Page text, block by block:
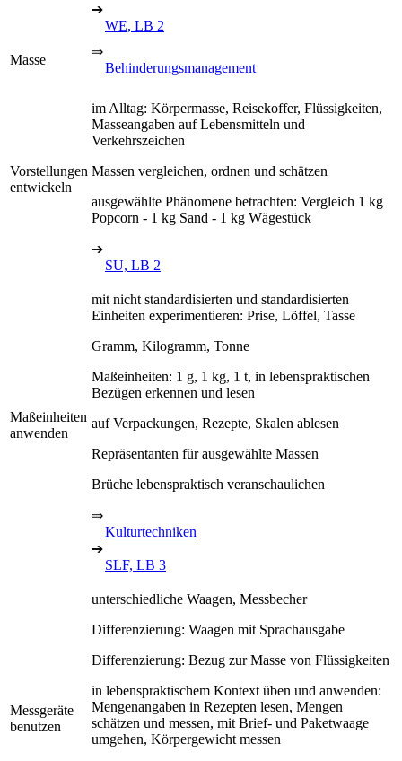
➔
WE, LB 2
Masse
⇒
Behinderungsmanagement
Vorstellungen
entwickeln
im Alltag: Körpermasse, Reisekoffer, Flüssigkeiten,
Masseangaben auf Lebensmitteln und
Verkehrszeichen
Massen vergleichen, ordnen und schätzen
ausgewählte Phänomene betrachten: Vergleich 1 kg
Popcorn - 1 kg Sand - 1 kg Wägestück
➔
SU, LB 2
Maßeinheiten
anwenden
mit nicht standardisierten und standardisierten
Einheiten experimentieren: Prise, Löffel, Tasse
Gramm, Kilogramm, Tonne
Maßeinheiten: 1 g, 1 kg, 1 t, in lebenspraktischen
Bezügen erkennen und lesen
auf Verpackungen, Rezepte, Skalen ablesen
Repräsentanten für ausgewählte Massen
Brüche lebenspraktisch veranschaulichen
⇒
Kulturtechniken
➔
SLF, LB 3
Messgeräte
benutzen
unterschiedliche Waagen, Messbecher
Differenzierung: Waagen mit Sprachausgabe
Differenzierung: Bezug zur Masse von Flüssigkeiten
in lebenspraktischem Kontext üben und anwenden:
Mengenangaben in Rezepten lesen, Mengen
schätzen und messen, mit Brief- und Paketwaage
umgehen, Körpergewicht messen